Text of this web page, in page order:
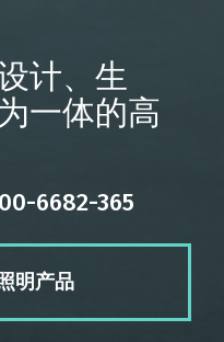
计、生
一体的高
6682-365
明产品